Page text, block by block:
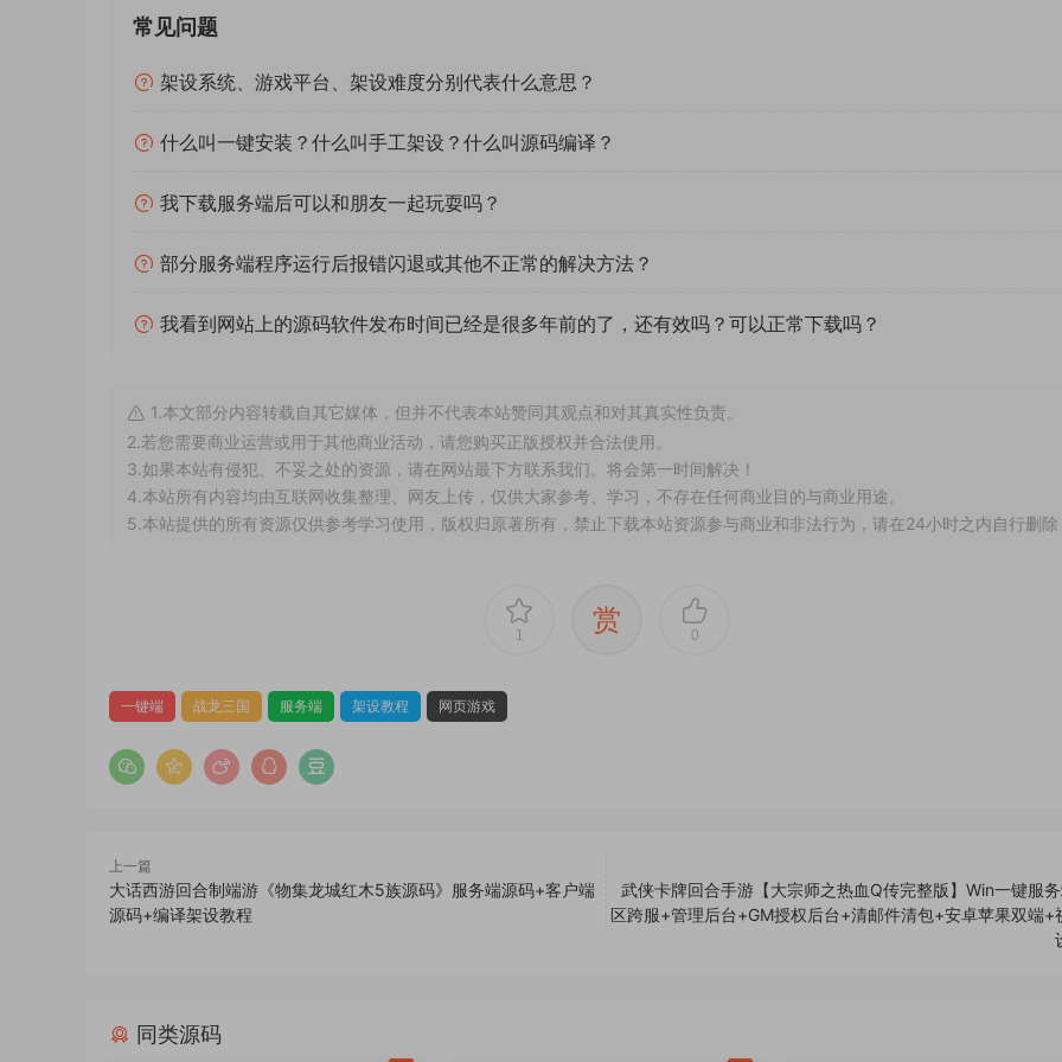
常见问题
架设系统、游戏平台、架设难度分别代表什么意思？
什么叫一键安装？什么叫手工架设？什么叫源码编译？
我下载服务端后可以和朋友一起玩耍吗？
部分服务端程序运行后报错闪退或其他不正常的解决方法？
我看到网站上的源码软件发布时间已经是很多年前的了，还有效吗？可以正常下载吗？
1.本文部分内容转载自其它媒体，但并不代表本站赞同其观点和对其真实性负责。
2.若您需要商业运营或用于其他商业活动，请您购买正版授权并合法使用。
3.如果本站有侵犯、不妥之处的资源，请在网站最下方联系我们。将会第一时间解决！
4.本站所有内容均由互联网收集整理、网友上传，仅供大家参考、学习，不存在任何商业目的与商业用途。
5.本站提供的所有资源仅供参考学习使用，版权归原著所有，禁止下载本站资源参与商业和非法行为，请在24小时之内自行删除
1 赏 0
一键端 战龙三国 服务端 架设教程 网页游戏
上一篇
大话西游回合制端游《物集龙城红木5族源码》服务端源码+客户端
源码+编译架设教程
武侠卡牌回合手游【大宗师之热血Q传完整版】Win一键服
区跨服+管理后台+GM授权后台+清邮件清包+安卓苹果双端+
同类源码